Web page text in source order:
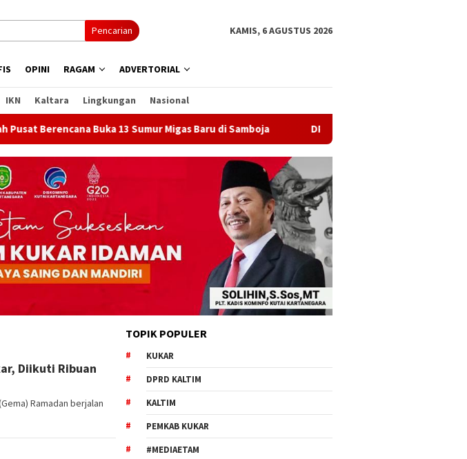
Pencarian KAMIS, 6 AGUSTUS 2026
OPINI RAGAM ADVERTORIAL
IKN Kaltara Lingkungan Nasional
Buka 13 Sumur Migas Baru di Samboja DPRD Samarinda Sebut Kematian Siswa
Diikuti Ribuan
Ramadan berjalan
TOPIK POPULER
KUKAR
DPRD KALTIM
KALTIM
PEMKAB KUKAR
#MEDIAETAM